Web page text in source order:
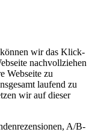
wir das Klick-
nachvollziehen
Webseite zu
laufend zu
wir auf dieser
A/B-